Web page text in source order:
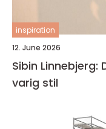
inspiration
12. June 2026
Sibin
varig stil